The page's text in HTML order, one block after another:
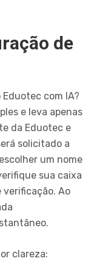
de
com IA?
e leva apenas
da Eduotec e
solicitado a
um nome
sua caixa
Ao
clareza: